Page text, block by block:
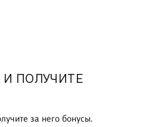
И ПОЛУЧИТЕ
за него бонусы.